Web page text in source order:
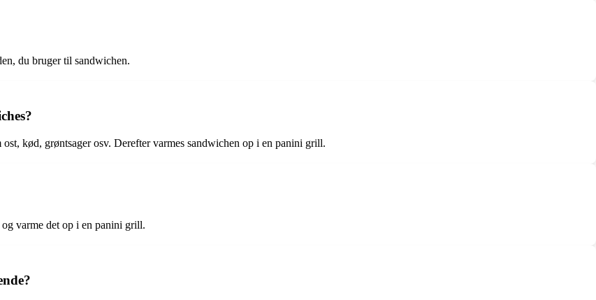
du bruger til sandwichen.
kød, grøntsager osv. Derefter varmes sandwichen op i en panini grill.
varme det op i en panini grill.